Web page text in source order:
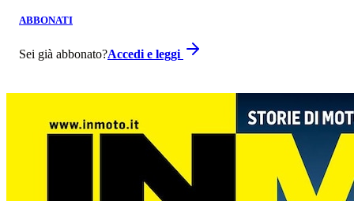
ABBONATI
Sei già abbonato?Accedi e leggi